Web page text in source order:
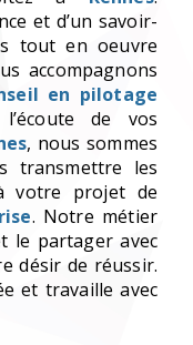
et d’un savoir-
tout en oeuvre
accompagnons
en pilotage
de vos
, nous sommes
transmettre les
votre projet de
. Notre métier
le partager avec
désir de réussir.
et travaille avec